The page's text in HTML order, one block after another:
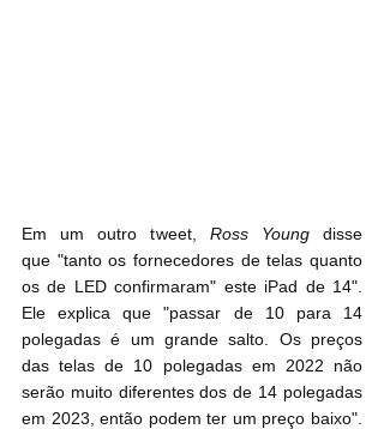
Em um outro tweet, Ross Young disse
que "tanto os fornecedores de telas quanto
os de LED confirmaram" este iPad de 14".
Ele explica que "passar de 10 para 14
polegadas é um grande salto. Os preços
das telas de 10 polegadas em 2022 não
serão muito diferentes dos de 14 polegadas
em 2023, então podem ter um preço baixo".